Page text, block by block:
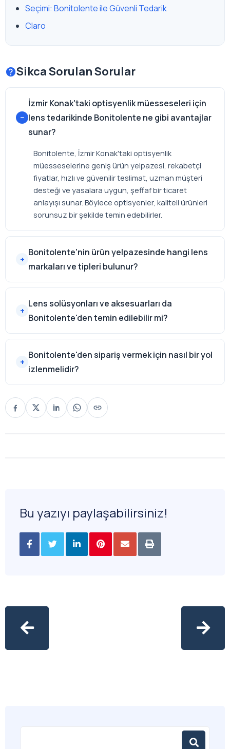
Seçimi: Bonitolente ile Güvenli Tedarik
Claro
Sikca Sorulan Sorular
İzmir Konak'taki optisyenlik müesseseleri için
lens tedarikinde Bonitolente ne gibi avantajlar
sunar?
Bonitolente, İzmir Konak'taki optisyenlik
müesseselerine geniş ürün yelpazesi, rekabetçi
fiyatlar, hızlı ve güvenilir teslimat, uzman müşteri
desteği ve yasalara uygun, şeffaf bir ticaret
anlayışı sunar. Böylece optisyenler, kaliteli ürünleri
sorunsuz bir şekilde temin edebilirler.
Bonitolente'nin ürün yelpazesinde hangi lens
markaları ve tipleri bulunur?
Lens solüsyonları ve aksesuarları da
Bonitolente'den temin edilebilir mi?
Bonitolente'den sipariş vermek için nasıl bir yol
izlenmelidir?
Bu yazıyı paylaşabilirsiniz!